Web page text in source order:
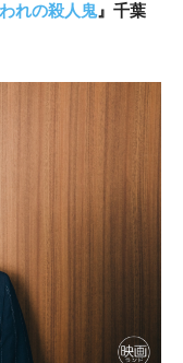
れの殺人鬼』千葉